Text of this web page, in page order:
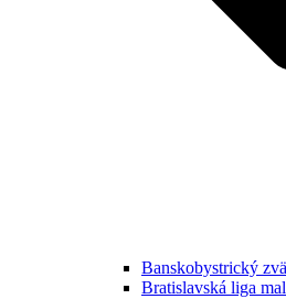
Banskobystrický
Bratislavská liga